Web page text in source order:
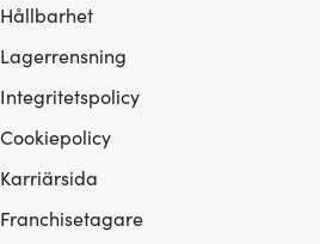
Hållbarhet
Lagerrensning
Integritetspolicy
Cookiepolicy
Karriärsida
Franchisetagare